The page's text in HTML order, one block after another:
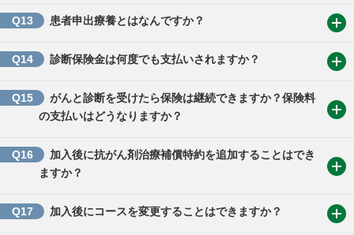
Q13 患者申出療養とはなんですか？
Q14 診断保険金は何度でも支払いされますか？
Q15
がんと診断を受けたら保険は継続できますか？保険料
の支払いはどうなりますか？
Q16
加入後に抗がん剤治療補償特約を追加することはでき
ますか？
Q17 加入後にコースを変更することはできますか？